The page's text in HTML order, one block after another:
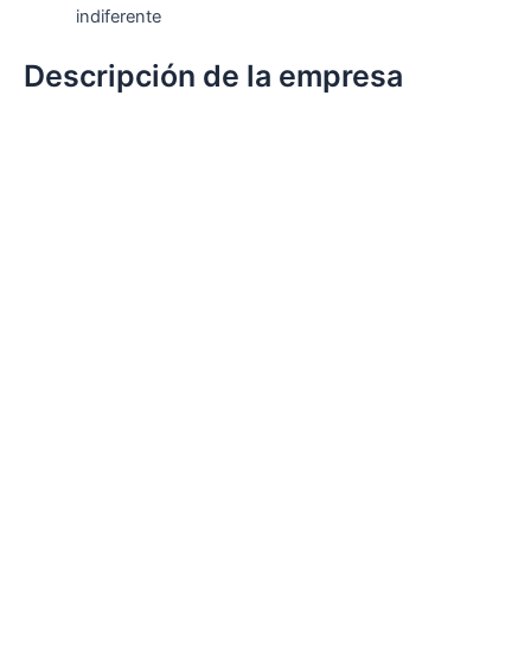
indiferente
Descripción de la empresa